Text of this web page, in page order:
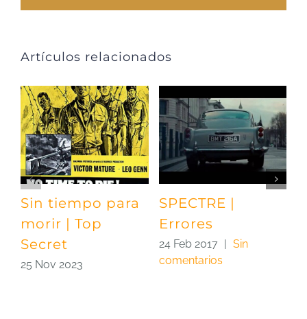
Artículos relacionados
Sin tiempo para
morir | Top
Secret
25 Nov 2023
SPECTRE |
Errores
24 Feb 2017 | Sin
comentarios